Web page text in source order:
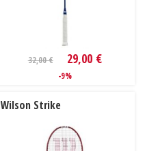
32,00 € 29,00 €
-9%
Wilson Strike